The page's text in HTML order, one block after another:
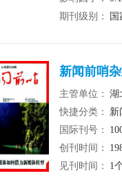
期刊级别：
国
新闻前哨
主管单位： 湖
快捷分类：
新
国际刊号：
创刊时间：
见刊时间：
1